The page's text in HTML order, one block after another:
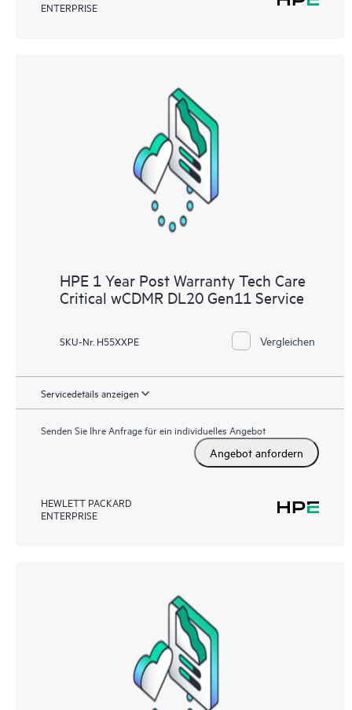
ENTERPRISE
HPE 1 Year Post Warranty Tech Care
Critical wCDMR DL20 Gen11 Service
SKU-Nr. H55XXPE Vergleichen
Servicedetails anzeigen
Senden Sie Ihre Anfrage für ein individuelles Angebot
Angebot anfordern
HEWLETT PACKARD
ENTERPRISE